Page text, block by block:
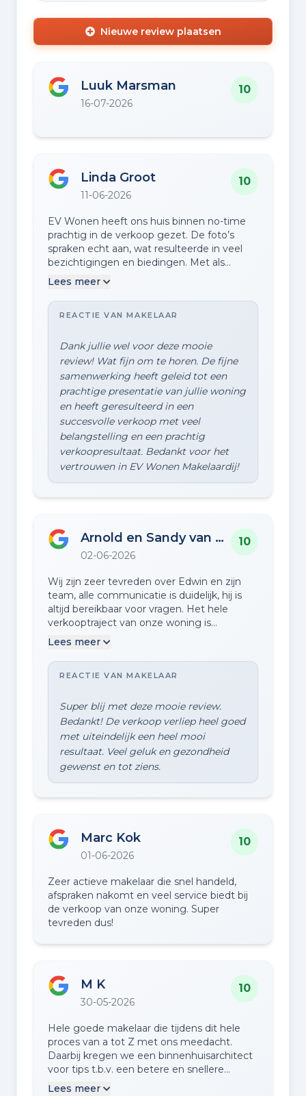
Nieuwe review plaatsen
Luuk Marsman
16-07-2026
10
Linda Groot
11-06-2026
10
EV Wonen heeft ons huis binnen no-time
prachtig in de verkoop gezet. De foto’s
spraken echt aan, wat resulteerde in veel
bezichtigingen en biedingen. Met als
uitkomst een zeer blije koper en een nog
Lees meer
REACTIE VAN MAKELAAR
Dank jullie wel voor deze mooie
review! Wat fijn om te horen. De fijne
samenwerking heeft geleid tot een
prachtige presentatie van jullie woning
en heeft geresulteerd in een
succesvolle verkoop met veel
belangstelling en een prachtig
verkoopresultaat. Bedankt voor het
Arnold en Sandy van Diepen (Arnold en Sandy)
02-06-2026
10
Wij zijn zeer tevreden over Edwin en zijn
team, alle communicatie is duidelijk, hij is
altijd bereikbaar voor vragen. Het hele
verkooptraject van onze woning is
vlekkeloos en snel verlopen. Je voelt je op je
Lees meer
REACTIE VAN MAKELAAR
Super blij met deze mooie review.
Bedankt! De verkoop verliep heel goed
met uiteindelijk een heel mooi
resultaat. Veel geluk en gezondheid
Marc Kok
01-06-2026
10
Zeer actieve makelaar die snel handeld,
afspraken nakomt en veel service biedt bij
de verkoop van onze woning. Super
tevreden dus!
M K
30-05-2026
10
Hele goede makelaar die tijdens dit hele
proces van a tot Z met ons meedacht.
Daarbij kregen we een binnenhuisarchitect
voor tips t.b.v. een betere en snellere
verkoop. Binnen een mum van tijd was ons
Lees meer